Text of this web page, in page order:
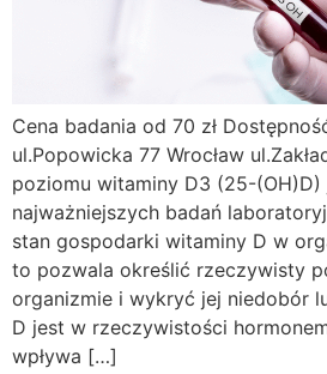
Cena badania od 70 zł
ul.Popowicka 77 Wrocław
poziomu witaminy D3 (25-(OH)D)
najważniejszych badań
stan gospodarki witaminy D w
to pozwala określić rzeczywisty
organizmie i wykryć jej niedobór
D jest w rzeczywistości
wpływa […]